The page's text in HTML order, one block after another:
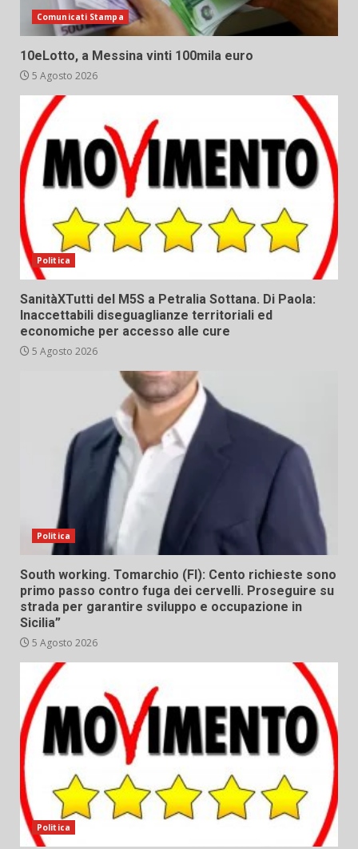
Comunicati Stampa
10eLotto, a Messina vinti 100mila euro
5 Agosto 2026
Politica
SanitàXTutti del M5S a Petralia Sottana. Di Paola:
Inaccettabili diseguaglianze territoriali ed
economiche per accesso alle cure
5 Agosto 2026
Politica
South working. Tomarchio (FI): Cento richieste sono
primo passo contro fuga dei cervelli. Proseguire su
strada per garantire sviluppo e occupazione in
Sicilia”
5 Agosto 2026
Politica